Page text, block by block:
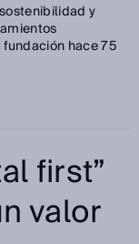
y
hace 75
first”
valor